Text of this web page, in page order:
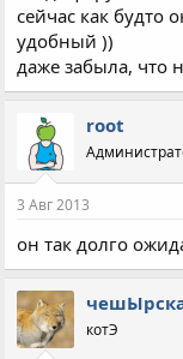
сейчас как будто
удобный ))
даже забыла, что
root
3 Авг 2013
он так долго
котЭ